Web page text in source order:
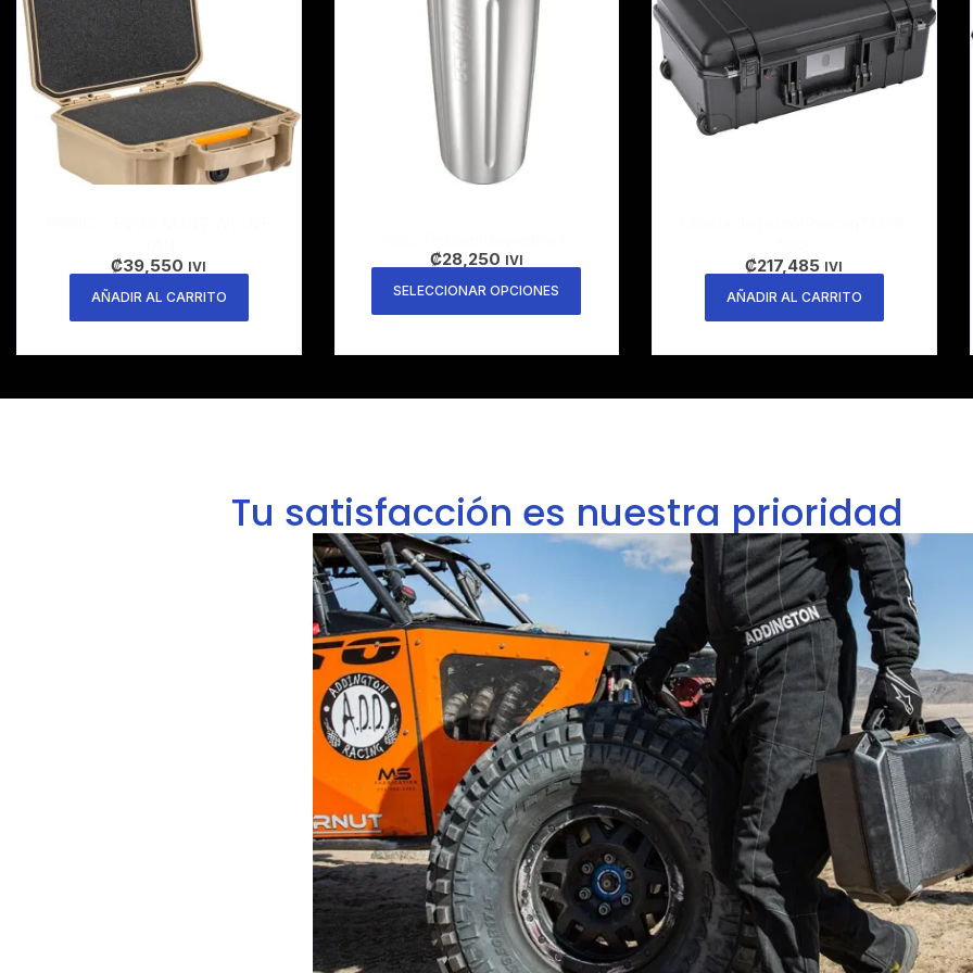
₡39,550 IVI
AÑADIR AL CARRITO
₡28,250 IVI
SELECCIONAR OPCIONES
₡217,485 IVI
AÑADIR AL CARRITO
Tu satisfacción es nuestra prioridad